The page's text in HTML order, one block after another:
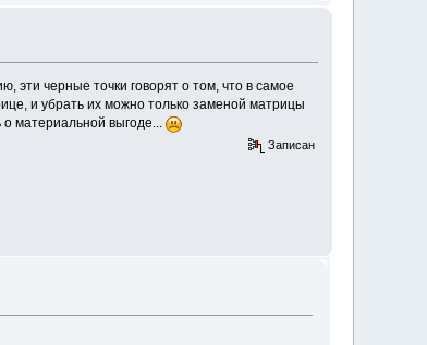
эти черные точки говорят о том, что в самое
и убрать их можно только заменой матрицы
материальной выгоде...
Записан